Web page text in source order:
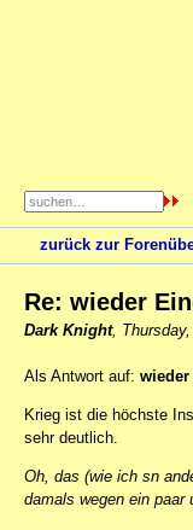
zurück zur
Re: wieder
Dark Knight,
Als Antwort auf: wieder
Krieg ist die höchste
sehr deutlich.
Oh, das (wie ich sn
damals wegen ein paar